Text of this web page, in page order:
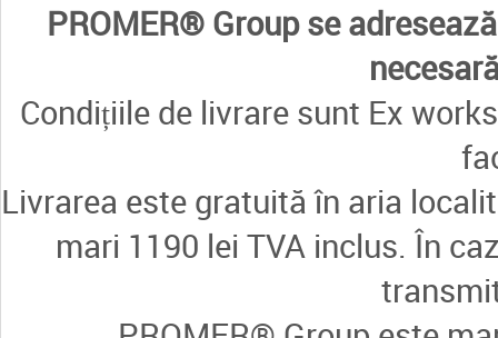
PROMER® Group se
Condițiile de livrare sunt Ex
Livrarea este gratuită în aria
mari 1190 lei TVA inclus. În